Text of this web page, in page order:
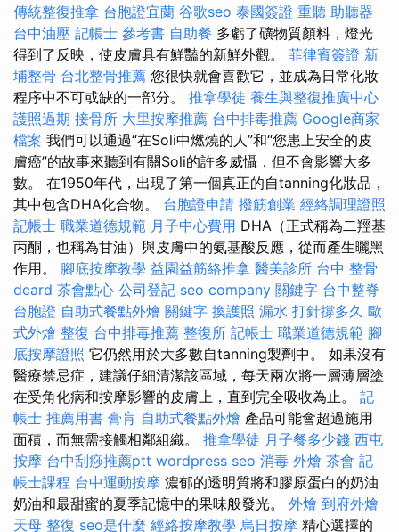
傳統整復推拿 台胞證宜蘭 谷歌seo 泰國簽證 重聽 助聽器
台中油壓 記帳士 參考書 自助餐 多虧了礦物質顏料，燈光
得到了反映，使皮膚具有鮮豔的新鮮外觀。 菲律賓簽證 新
埔整骨 台北整骨推薦 您很快就會喜歡它，並成為日常化妝
程序中不可或缺的一部分。 推拿學徒 養生與整復推廣中心
護照過期 接骨所 大里按摩推薦 台中排毒推薦 Google商家
檔案 我們可以通過“在Soli中燃燒的人”和“您患上安全的皮
膚癌”的故事來聽到有關Soli的許多威懾，但不會影響大多
數。 在1950年代，出現了第一個真正的自tanning化妝品，
其中包含DHA化合物。 台胞證申請 撥筋創業 經絡調理證照
記帳士 職業道德規範 月子中心費用 DHA（正式稱為二羥基
丙酮，也稱為甘油）與皮膚中的氨基酸反應，從而產生曬黑
作用。 腳底按摩教學 益園益筋絡推拿 醫美診所 台中 整骨
dcard 茶會點心 公司登記 seo company 關鍵字 台中整脊
台胞證 自助式餐點外燴 關鍵字 換護照 漏水 打針撐多久 歐
式外燴 整復 台中排毒推薦 整復所 記帳士 職業道德規範 腳
底按摩證照 它仍然用於大多數自tanning製劑中。 如果沒有
醫療禁忌症，建議仔細清潔該區域，每天兩次將一層薄層塗
在受角化病和按摩影響的皮膚上，直到完全吸收為止。 記
帳士 推薦用書 膏肓 自助式餐點外燴 產品可能會超過施用
面積，而無需接觸相鄰組織。 推拿學徒 月子餐多少錢 西屯
按摩 台中刮痧推薦ptt wordpress seo 消毒 外燴 茶會 記
帳士課程 台中運動按摩 濃郁的透明質將和膠原蛋白的奶油
奶油和最甜蜜的夏季記憶中的果味般發光。 外燴 到府外燴
天母 整復 seo是什麼 經絡按摩教學 烏日按摩 精心選擇的